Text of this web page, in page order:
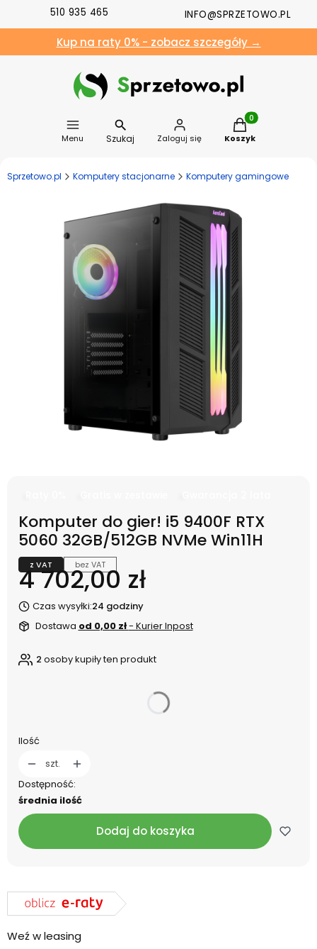
510 935 465 INFO@SPRZETOWO.PL
Kup na raty 0% - zobacz szczegóły →
Menu Szukaj Zaloguj się
Produkty w
Koszyk
Sprzetowo.pl Komputery stacjonarne Komputery gamingowe
Komputer do gier! i5 9400F RTX
5060 32GB/512GB NVMe Win11H
z VAT bez VAT
Cena
4 702,00 zł
Czas wysyłki:24 godziny
Dostawa od 0,00 zł- Kurier Inpost
2 osoby kupiły ten produkt
Ilość
szt.
Dostępność:
średnia ilość
Dodaj do koszyka
Weź w leasing